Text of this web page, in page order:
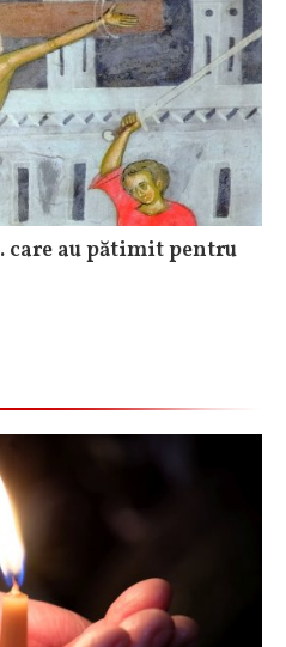
care au pătimit pentru